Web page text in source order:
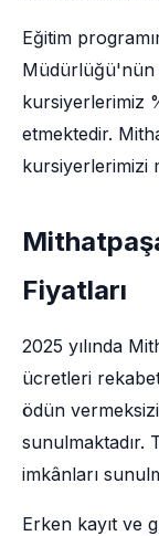
Eğitim
Müdürlüğü'nün
kursiyerlerimiz
etmektedir.
kursiyerlerimizi
Fiyatları
2025 yılında
ücretleri
ödün
sunulmaktadır.
imkânları
Erken kayıt ve